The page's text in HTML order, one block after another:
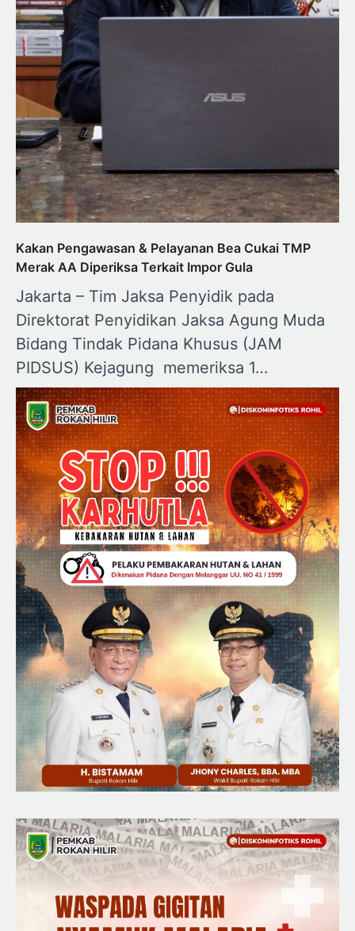
Kakan Pengawasan & Pelayanan Bea Cukai TMP
Merak AA Diperiksa Terkait Impor Gula
Jakarta – Tim Jaksa Penyidik pada
Direktorat Penyidikan Jaksa Agung Muda
Bidang Tindak Pidana Khusus (JAM
PIDSUS) Kejagung memeriksa 1…